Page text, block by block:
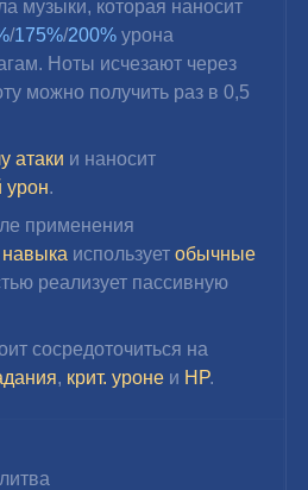
музыки, которая наносит
/175%/200% урона
Ноты исчезают через
можно получить раз в 0,5
атаки и наносит
урон.
применения
навыка использует обычные
реализует пассивную
сосредоточиться на
, крит. уроне и HP.